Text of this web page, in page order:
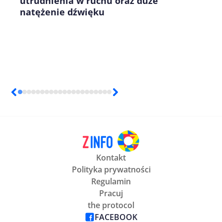
natężenie dźwięku
Kontakt
Polityka prywatności
Regulamin
Pracuj
the protocol
FACEBOOK